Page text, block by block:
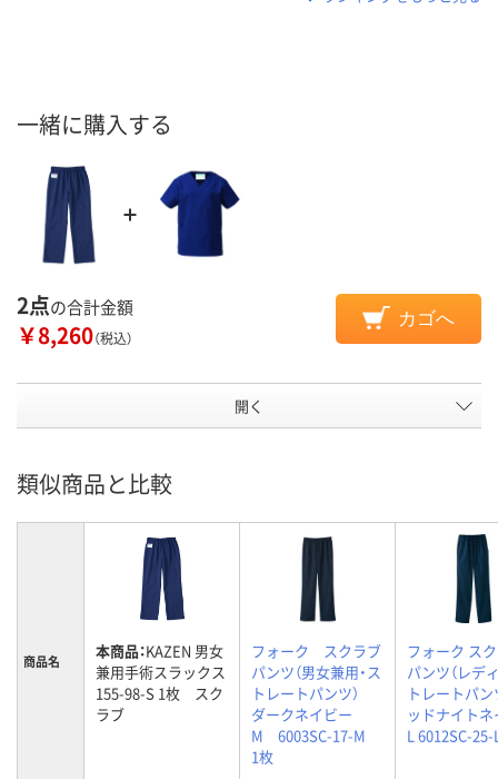
一緒に購入する
2点の合計金額
￥8,260（税込）
カゴへ
開く
類似商品と比較
商品名 本商品：KAZEN 男女
兼用手術スラックス
155-98-S 1枚 スク
ラブ
フォーク スクラブ
パンツ（男女兼用・ス
トレートパンツ）
ダークネイビー
M 6003SC-17-M
1枚
フォーク ス
パンツ（レデ
トレートパン
ッドナイト
L 6012SC-25-